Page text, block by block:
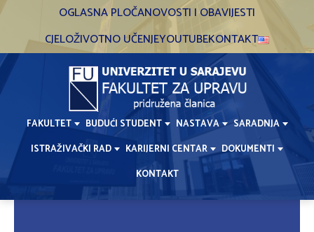
OGLASNA PLOČANOVOSTI I OBAVIJESTI
CJELOŽIVOTNO UČENJEYOUTUBEKONTAKT
FAKULTET BUDUĆI STUDENT NASTAVA
SARADNJA
ISTRAŽIVAČKI RAD
KARIJERNI CENTAR
DOKUMENTI
KONTAKT
Skip
content